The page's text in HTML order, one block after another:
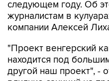
следующем году. Об
журналистам в
компании Алексей
"Проект венгерский
находится под
другой наш проект", -